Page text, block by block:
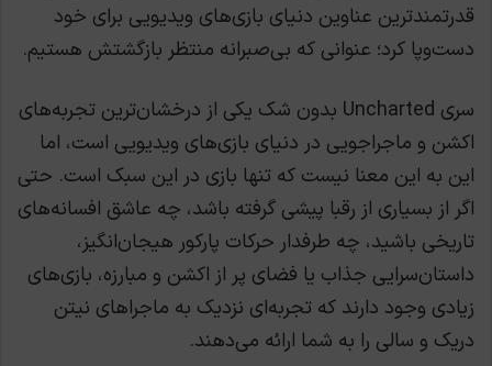
قدرتمندترین عناوین دنیای بازی‌های ویدیویی برای خود
دست‌وپا کرد؛ عنوانی که بی‌صبرانه منتظر بازگشتش هستیم.
سری Uncharted بدون شک یکی از درخشان‌ترین تجربه‌های
اکشن و ماجراجویی در دنیای بازی‌های ویدیویی است، اما
این به این معنا نیست که تنها بازی در این سبک است. حتی
اگر از بسیاری از رقبا پیشی گرفته باشد، چه عاشق افسانه‌های
تاریخی باشید، چه طرفدار حرکات پارکور هیجان‌انگیز،
داستان‌سرایی جذاب یا فضای پر از اکشن و مبارزه، بازی‌های
زیادی وجود دارند که تجربه‌ای نزدیک به ماجراهای نیتن
دریک و سالی را به شما ارائه می‌دهند.